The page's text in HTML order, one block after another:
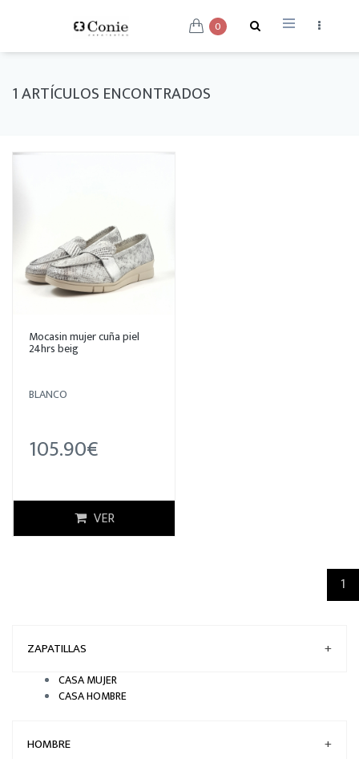
0
1 ARTÍCULOS ENCONTRADOS
Mocasin mujer cuña piel
24hrs beig
BLANCO
105.90€
VER
1
ZAPATILLAS +
CASA MUJER
CASA HOMBRE
HOMBRE +